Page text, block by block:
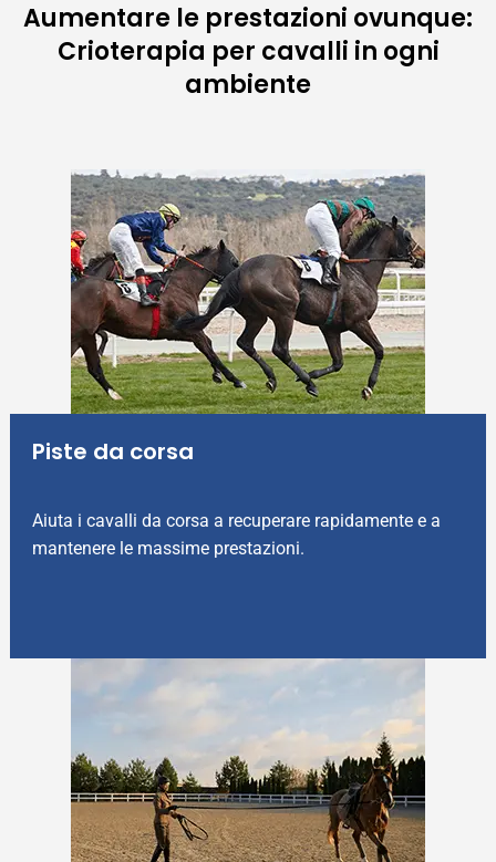
Aumentare le prestazioni ovunque:
Crioterapia per cavalli in ogni
ambiente
Piste da corsa
Aiuta i cavalli da corsa a recuperare rapidamente e a
mantenere le massime prestazioni.